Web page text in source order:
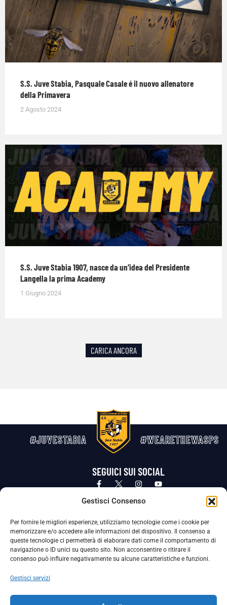
Gestisci Consenso
Per fornire le migliori esperienze, utilizziamo tecnologie come i cookie per
memorizzare e/o accedere alle informazioni del dispositivo. Il consenso a
queste tecnologie ci permetterà di elaborare dati come il comportamento di
navigazione o ID unici su questo sito. Non acconsentire o ritirare il
consenso può influire negativamente su alcune caratteristiche e funzioni.
Gestisci servizi
S.S. Juve Stabia, Pasquale Casale é il nuovo allenatore
della Primavera
2 Agosto 2024
S.S. Juve Stabia 1907, nasce da un’idea del Presidente
Langella la prima Academy
1 Giugno 2024
CARICA ANCORA
#JUVESTABIA #WEARETHEWASPS
SEGUICI SUI SOCIAL
Privacy Policy Cookie Policy
La Società ha nominato il Responsabile della Protezione dei Dati Personali (DPO), figura specializzata che vigila sulle modalità
adottate dalla nostra Società per tutelare i Suoi dati personali.
Per contattare il DPO può scrivere a